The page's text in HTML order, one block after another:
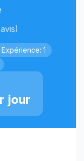
Expérience: 1
jour